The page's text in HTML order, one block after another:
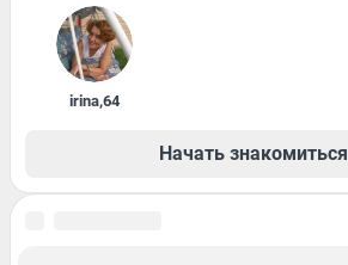
irina,64
Начать знакомиться